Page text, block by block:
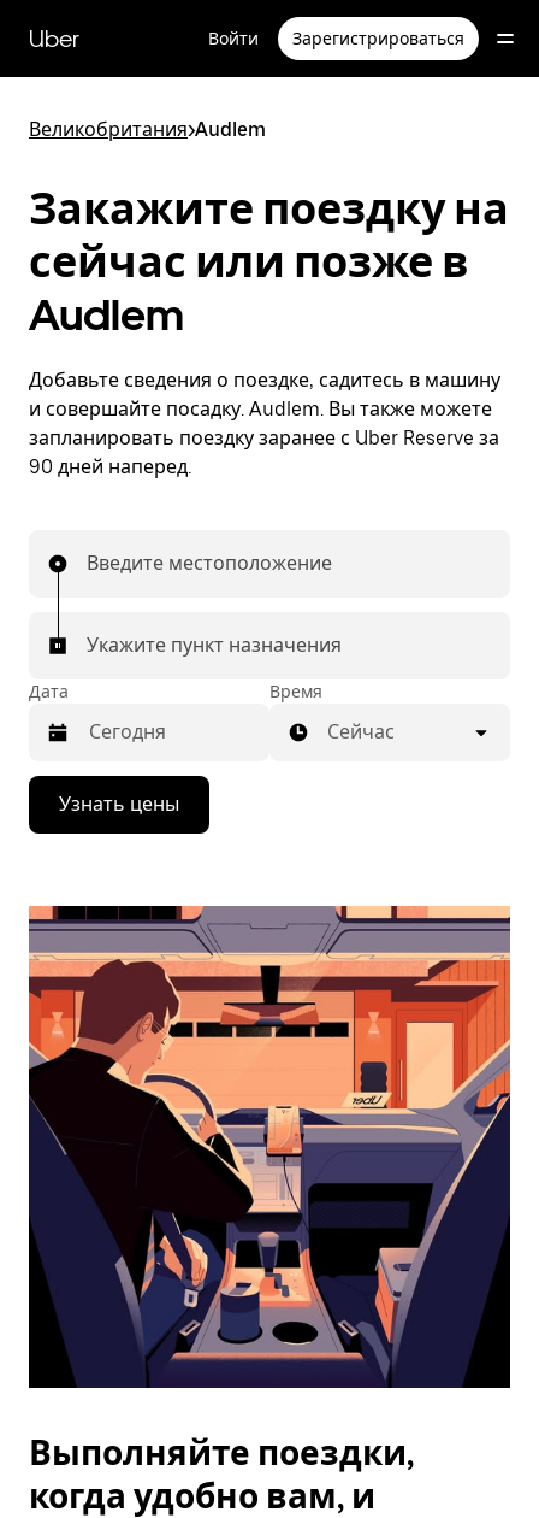
перейти
к
содержимому
Uber Войти Зарегистрироваться
Великобритания>Audlem
Закажите поездку на
сейчас или позже в
Audlem
Добавьте сведения о поездке, садитесь в машину
и совершайте посадку. Audlem. Вы также можете
запланировать поездку заранее с Uber Reserve за
90 дней наперед.
Введите местоположение
Укажите пункт назначения
Дата
Нажмите
стрелку
вниз,
календарю
выбрать
дату.
Чтобы
закрыть
календарь,
нажмите
Esc.
Время
Сейчас
Узнать цены
Выполняйте поездки,
когда удобно вам, и